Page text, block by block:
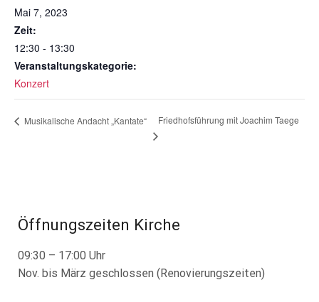
Mai 7, 2023
Zeit:
12:30 - 13:30
Veranstaltungskategorie:
Konzert
Musikalische Andacht „Kantate“ Friedhofsführung mit Joachim Taege
Öffnungszeiten Kirche
09:30 – 17:00 Uhr
Nov. bis März geschlossen (Renovierungszeiten)